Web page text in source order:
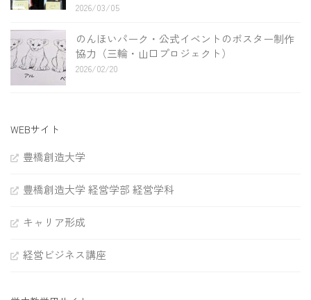
2026/03/05
のんほいパーク・公式イベントのポスター制作
協力（三輪・山口プロジェクト）
2026/02/20
WEBサイト
豊橋創造大学
豊橋創造大学 経営学部 経営学科
キャリア形成
経営ビジネス講座